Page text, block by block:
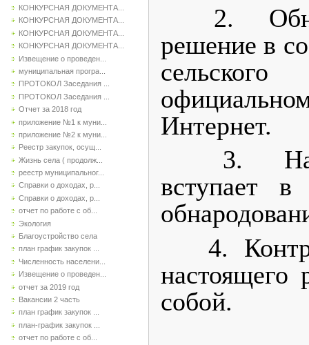
КОНКУРСНАЯ ДОКУМЕНТА...
КОНКУРСНАЯ ДОКУМЕНТА...
КОНКУРСНАЯ ДОКУМЕНТА...
КОНКУРСНАЯ ДОКУМЕНТА...
Извещение о проведен...
муниципальная програ...
ПРОТОКОЛ Заседания ...
ПРОТОКОЛ Заседания ...
Отчет за 2018 год
приложение №1 к муни...
приложение №2 к муни...
Реестр закупок, осущ...
Жизнь села ( продолж...
реестр муниципальног...
Справки о доходах, р...
Справки о доходах, р...
отчет по работе с об...
Экология
Благоустройство села
план график закупок ...
Численность населени...
Извещение о проведен...
отчет за 2019 год
Вакансии 2 часть
план график закупок ...
план-график закупок ...
отчет по работе с об...
2.
решение в
Интернет.
3.
вступает
4.
настоящего
собой.